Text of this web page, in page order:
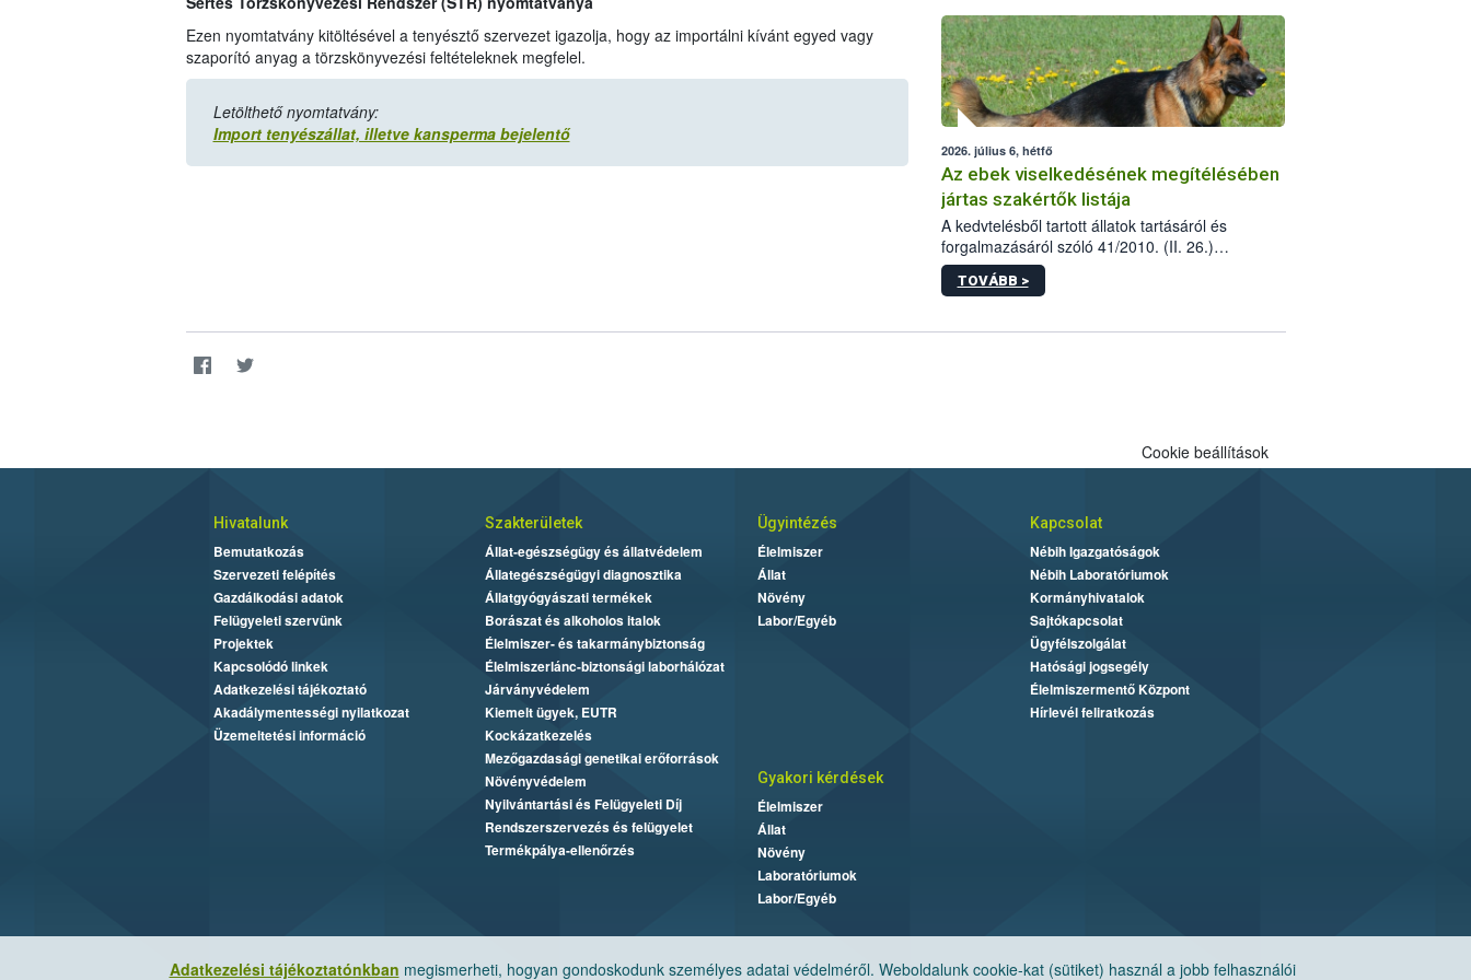
Ezen nyomtatvány kitöltésével a tenyésztő szervezet igazolja, hogy az importálni kívánt egyed vagy
szaporító anyag a törzskönyvezési feltételeknek megfelel.
Letölthető nyomtatvány:
Import tenyészállat, illetve kansperma bejelentő
2026. július 6, hétfő
Az ebek viselkedésének megítélésében
jártas szakértők listája
A kedvtelésből tartott állatok tartásáról és
forgalmazásáról szóló 41/2010. (II. 26.)
Korm.rendelet szabályozza az eb okozta fizikai
sérülés, illetve ennek veszélye keletkezésekor
veszélyes eb tartását és annak engedélyezését.
TOVÁBB >
Adatkezelési tájékoztatónkban megismerheti, hogyan gondoskodunk személyes adatai védelméről. Weboldalunk cookie-kat (sütiket) használ a jobb felhasználói
Cookie beállítások
Hivatalunk
Bemutatkozás
Szervezeti felépítés
Gazdálkodási adatok
Felügyeleti szervünk
Projektek
Kapcsolódó linkek
Adatkezelési tájékoztató
Akadálymentességi nyilatkozat
Üzemeltetési információ
Szakterületek
Állat-egészségügy és állatvédelem
Állategészségügyi diagnosztika
Állatgyógyászati termékek
Borászat és alkoholos italok
Élelmiszer- és takarmánybiztonság
Élelmiszerlánc-biztonsági laborhálózat
Járványvédelem
Kiemelt ügyek, EUTR
Kockázatkezelés
Mezőgazdasági genetikai erőforrások
Növényvédelem
Nyilvántartási és Felügyeleti Díj
Rendszerszervezés és felügyelet
Termékpálya-ellenőrzés
Ügyintézés
Élelmiszer
Állat
Növény
Labor/Egyéb
Kapcsolat
Nébih Igazgatóságok
Nébih Laboratóriumok
Kormányhivatalok
Sajtókapcsolat
Ügyfélszolgálat
Hatósági jogsegély
Élelmiszermentő Központ
Hírlevél feliratkozás
Gyakori kérdések
Élelmiszer
Állat
Növény
Laboratóriumok
Labor/Egyéb